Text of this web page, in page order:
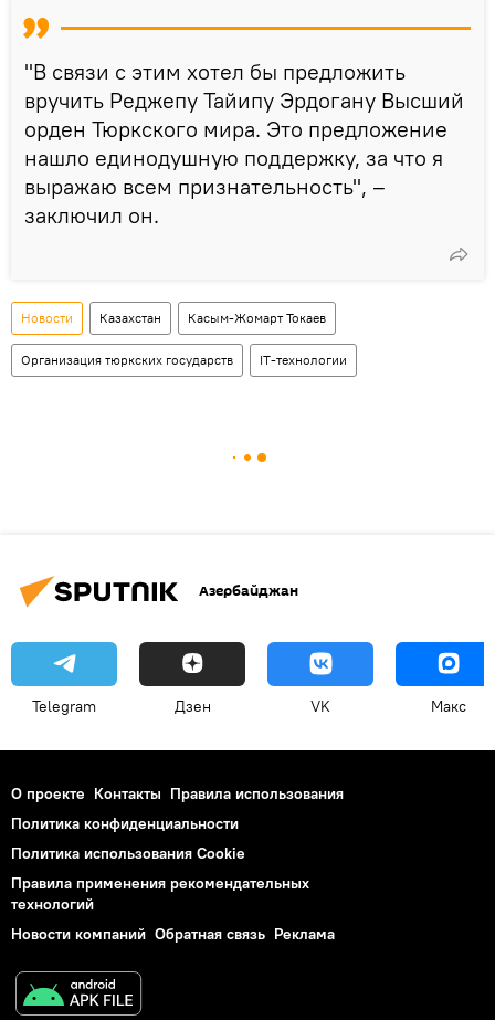
"В связи с этим хотел бы предложить
вручить Реджепу Тайипу Эрдогану Высший
орден Тюркского мира. Это предложение
нашло единодушную поддержку, за что я
выражаю всем признательность", –
заключил он.
Новости Казахстан Касым-Жомарт Токаев
Организация тюркских государств IT-технологии
Азербайджан
Telegram Дзен VK Макс
О проекте Контакты Правила использования
Политика конфиденциальности
Политика использования Cookie
Правила применения рекомендательных
технологий
Новости компаний Обратная связь Реклама